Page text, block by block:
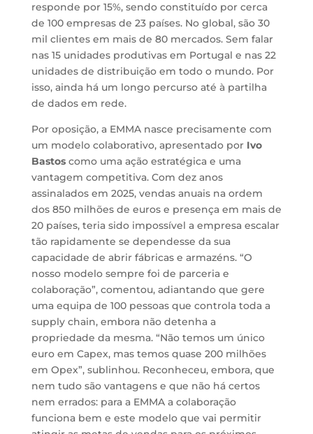
responde por 15%, sendo constituído por cerca
de 100 empresas de 23 países. No global, são 30
mil clientes em mais de 80 mercados. Sem falar
nas 15 unidades produtivas em Portugal e nas 22
unidades de distribuição em todo o mundo. Por
isso, ainda há um longo percurso até à partilha
de dados em rede.
Por oposição, a EMMA nasce precisamente com
um modelo colaborativo, apresentado por Ivo
Bastoscomo uma ação estratégica e uma
vantagem competitiva. Com dez anos
assinalados em 2025, vendas anuais na ordem
dos 850 milhões de euros e presença em mais de
20 países, teria sido impossível a empresa escalar
tão rapidamente se dependesse da sua
capacidade de abrir fábricas e armazéns. “O
nosso modelo sempre foi de parceria e
colaboração”, comentou, adiantando que gere
uma equipa de 100 pessoas que controla toda a
supply chain, embora não detenha a
propriedade da mesma. “Não temos um único
euro em Capex, mas temos quase 200 milhões
em Opex”, sublinhou. Reconheceu, embora, que
nem tudo são vantagens e que não há certos
nem errados: para a EMMA a colaboração
funciona bem e este modelo que vai permitir